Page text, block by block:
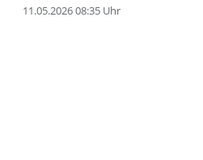
11.05.2026 08:35 Uhr